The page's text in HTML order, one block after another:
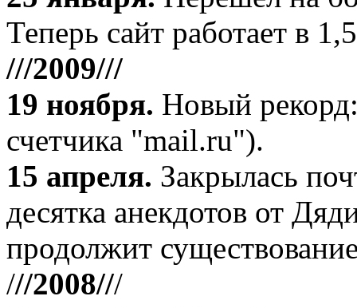
Теперь сайт работает в
///2009///
19 ноября. Новый
счетчика "mail.ru").
15 апреля. Закрылась
десятка анекдотов от
продолжит
///2008///